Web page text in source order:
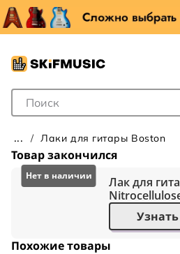
Поле для Поиска
Лаки для гитары Boston
Товар закончился
Лак для
Похожие товары